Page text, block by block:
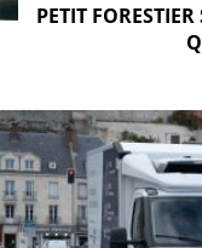
PETIT